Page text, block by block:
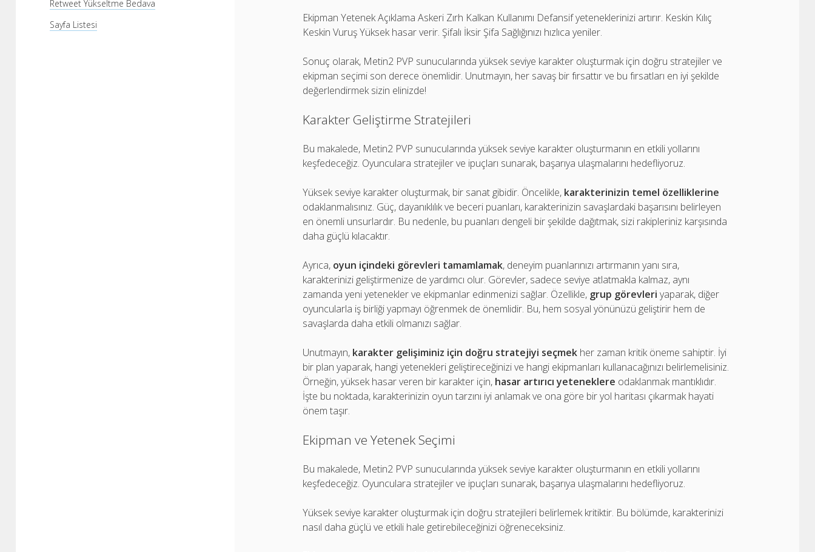
Retweet Yükseltme Bedava
Sayfa Listesi
Ekipman Yetenek Açıklama Askeri Zırh Kalkan Kullanımı Defansif yeteneklerinizi artırır. Keskin Kılıç
Keskin Vuruş Yüksek hasar verir. Şifalı İksir Şifa Sağlığınızı hızlıca yeniler.
Sonuç olarak, Metin2 PVP sunucularında yüksek seviye karakter oluşturmak için doğru stratejiler ve
ekipman seçimi son derece önemlidir. Unutmayın, her savaş bir fırsattır ve bu fırsatları en iyi şekilde
değerlendirmek sizin elinizde!
Karakter Geliştirme Stratejileri
Bu makalede, Metin2 PVP sunucularında yüksek seviye karakter oluşturmanın en etkili yollarını
keşfedeceğiz. Oyunculara stratejiler ve ipuçları sunarak, başarıya ulaşmalarını hedefliyoruz.
Yüksek seviye karakter oluşturmak, bir sanat gibidir. Öncelikle, karakterinizin temel özelliklerine
odaklanmalısınız. Güç, dayanıklılık ve beceri puanları, karakterinizin savaşlardaki başarısını belirleyen
en önemli unsurlardır. Bu nedenle, bu puanları dengeli bir şekilde dağıtmak, sizi rakipleriniz karşısında
daha güçlü kılacaktır.
Ayrıca, oyun içindeki görevleri tamamlamak, deneyim puanlarınızı artırmanın yanı sıra,
karakterinizi geliştirmenize de yardımcı olur. Görevler, sadece seviye atlatmakla kalmaz, aynı
zamanda yeni yetenekler ve ekipmanlar edinmenizi sağlar. Özellikle, grup görevleri yaparak, diğer
oyuncularla iş birliği yapmayı öğrenmek de önemlidir. Bu, hem sosyal yönünüzü geliştirir hem de
savaşlarda daha etkili olmanızı sağlar.
Unutmayın, karakter gelişiminiz için doğru stratejiyi seçmek her zaman kritik öneme sahiptir. İyi
bir plan yaparak, hangi yetenekleri geliştireceğinizi ve hangi ekipmanları kullanacağınızı belirlemelisiniz.
Örneğin, yüksek hasar veren bir karakter için, hasar artırıcı yeteneklere odaklanmak mantıklıdır.
İşte bu noktada, karakterinizin oyun tarzını iyi anlamak ve ona göre bir yol haritası çıkarmak hayati
önem taşır.
Ekipman ve Yetenek Seçimi
Bu makalede, Metin2 PVP sunucularında yüksek seviye karakter oluşturmanın en etkili yollarını
keşfedeceğiz. Oyunculara stratejiler ve ipuçları sunarak, başarıya ulaşmalarını hedefliyoruz.
Yüksek seviye karakter oluşturmak için doğru stratejileri belirlemek kritiktir. Bu bölümde, karakterinizi
nasıl daha güçlü ve etkili hale getirebileceğinizi öğreneceksiniz.